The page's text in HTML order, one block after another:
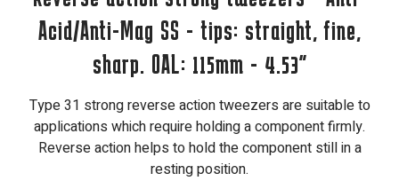
Acid/Anti-Mag SS - tips: straight, fine,
sharp. OAL: 115mm - 4.53"
Type 31 strong reverse action tweezers are suitable to
applications which require holding a component firmly.
Reverse action helps to hold the component still in a
resting position.